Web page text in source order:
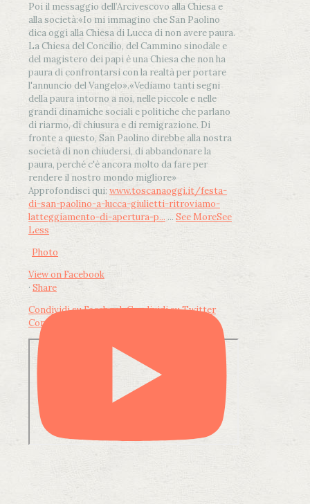
Poi il messaggio dell’Arcivescovo alla Chiesa e
alla società:«Io mi immagino che San Paolino
dica oggi alla Chiesa di Lucca di non avere paura.
La Chiesa del Concilio, del Cammino sinodale e
del magistero dei papi è una Chiesa che non ha
paura di confrontarsi con la realtà per portare
l'annuncio del Vangelo».«Vediamo tanti segni
della paura intorno a noi, nelle piccole e nelle
grandi dinamiche sociali e politiche che parlano
di riarmo, di chiusura e di remigrazione. Di
fronte a questo, San Paolino direbbe alla nostra
società di non chiudersi, di abbandonare la
paura, perché c'è ancora molto da fare per
rendere il nostro mondo migliore»
Approfondisci qui: www.toscanaoggi.it/festa-
di-san-paolino-a-lucca-giulietti-ritroviamo-
latteggiamento-di-apertura-p... ... See MoreSee
Less
Photo
View on Facebook
· Share
Condividi su FacebookCondividi su Twitter
Condividi su LinkedIn